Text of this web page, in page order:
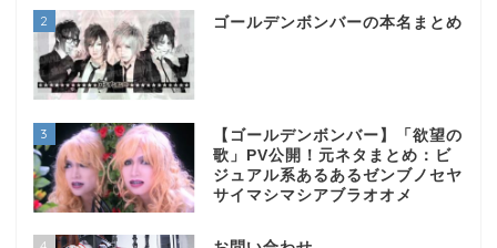
2 ゴールデンボンバーの本名まとめ
3
【ゴールデンボンバー】「欲望の
歌」PV公開！元ネタまとめ：ビ
ジュアル系あるあるゼンブノセヤ
サイマシマシアブラオオメ